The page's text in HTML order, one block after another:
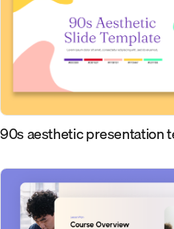
90s aesthetic presentation